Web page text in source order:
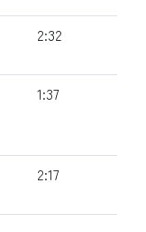
2:32
1:37
2:17